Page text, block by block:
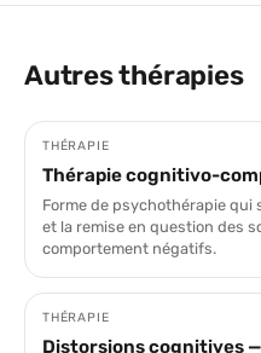
Autres thérapies
THÉRAPIE
Thérapie cognitivo-
Forme de psychothérapie
et la remise en question des
comportement négatifs.
THÉRAPIE
Distorsions cognitives